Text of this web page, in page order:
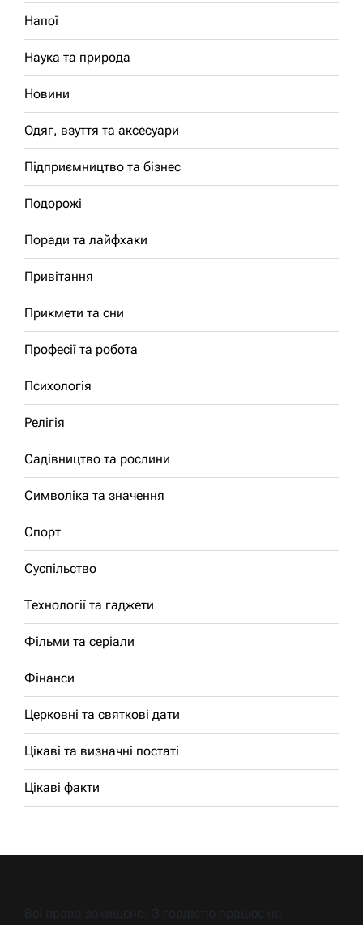
Напої
Наука та природа
Новини
Одяг, взуття та аксесуари
Підприємництво та бізнес
Подорожі
Поради та лайфхаки
Привітання
Прикмети та сни
Професії та робота
Психологія
Релігія
Садівництво та рослини
Символіка та значення
Спорт
Суспільство
Технології та гаджети
Фільми та серіали
Фінанси
Церковні та святкові дати
Цікаві та визначні постаті
Цікаві факти